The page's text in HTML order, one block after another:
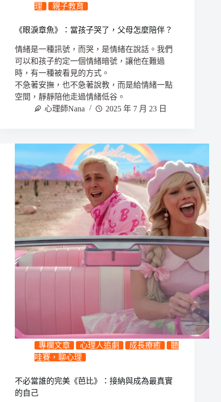
理
親子教育
《眼淚章魚》：當孩子哭了，父母怎麼陪伴？
情緒是一種訊號，而哭，是情緒在說話。我們
可以和孩子約定一個情緒暗號，讓他在難過
時，有一種被看見的方式。
不急著安撫，也不急著說教，而是給情緒一點
空間，靜靜陪他走過情緒低谷。
心理師Nana
2025 年 7 月 23 日
專欄文章 心理人追劇 成長療癒
聽
哇賽，聊心理
不必當誰的完美《芭比》：接納與成為最真實
的自己